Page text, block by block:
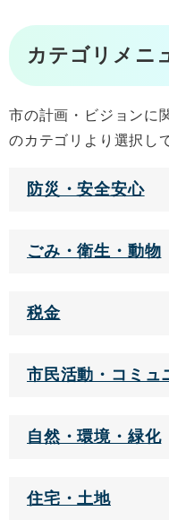
カテゴリメニ
市の計画・ビジョンに
のカテゴリより選択し
防災・安全安心
ごみ・衛生・動物
税金
市民活動・コミュ
自然・環境・緑化
住宅・土地